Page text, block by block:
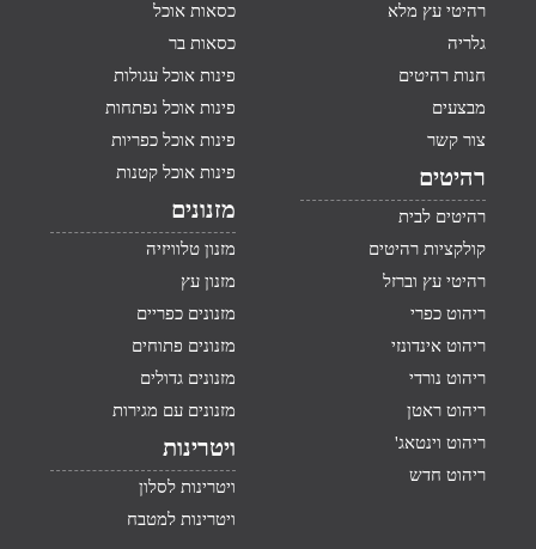
רהיטי עץ מלא
גלריה
חנות רהיטים
מבצעים
צור קשר
רהיטים
רהיטים לבית
קולקציות רהיטים
רהיטי עץ וברזל
ריהוט כפרי
ריהוט אינדונזי
ריהוט נורדי
ריהוט ראטן
ריהוט וינטאג'
ריהוט חדש
כסאות אוכל
כסאות בר
פינות אוכל עגולות
פינות אוכל נפתחות
פינות אוכל כפריות
פינות אוכל קטנות
מזנונים
מזנון טלוויזיה
מזנון עץ
מזנונים כפריים
מזנונים פתוחים
מזנונים גדולים
מזנונים עם מגירות
ויטרינות
ויטרינות לסלון
ויטרינות למטבח